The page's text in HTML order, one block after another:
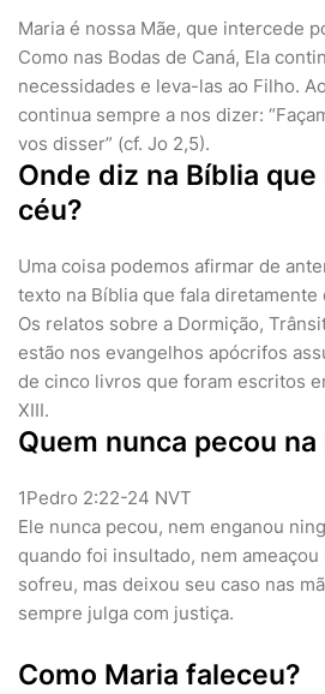
Maria é nossa Mãe, que intercede
Como nas Bodas de Caná, Ela
necessidades e leva-las ao Filho.
continua sempre a nos dizer:
vos disser” (cf. Jo 2,5).
Onde diz na Bíblia
céu?
Uma coisa podemos afirmar de
texto na Bíblia que fala diretamente
Os relatos sobre a Dormição,
estão nos evangelhos apócrifos
de cinco livros que foram escritos
XIII.
Quem nunca pecou na
1Pedro 2:22-24 NVT
Ele nunca pecou, nem enganou
quando foi insultado, nem
sofreu, mas deixou seu caso nas
sempre julga com justiça.
Como Maria faleceu?